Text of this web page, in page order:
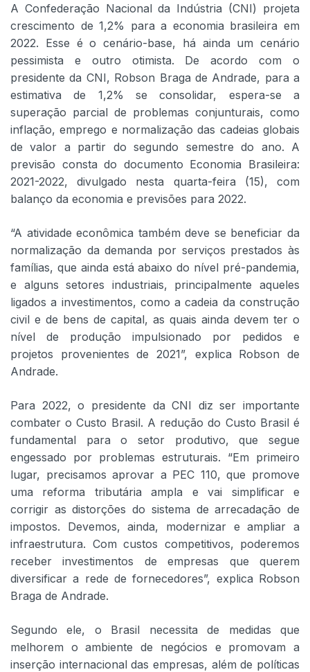
A Confederação Nacional da Indústria (CNI) projeta
crescimento de 1,2% para a economia brasileira em
2022. Esse é o cenário-base, há ainda um cenário
pessimista e outro otimista. De acordo com o
presidente da CNI, Robson Braga de Andrade, para a
estimativa de 1,2% se consolidar, espera-se a
superação parcial de problemas conjunturais, como
inflação, emprego e normalização das cadeias globais
de valor a partir do segundo semestre do ano. A
previsão consta do documento Economia Brasileira:
2021-2022, divulgado nesta quarta-feira (15), com
balanço da economia e previsões para 2022.
“A atividade econômica também deve se beneficiar da
normalização da demanda por serviços prestados às
famílias, que ainda está abaixo do nível pré-pandemia,
e alguns setores industriais, principalmente aqueles
ligados a investimentos, como a cadeia da construção
civil e de bens de capital, as quais ainda devem ter o
nível de produção impulsionado por pedidos e
projetos provenientes de 2021”, explica Robson de
Andrade.
Para 2022, o presidente da CNI diz ser importante
combater o Custo Brasil. A redução do Custo Brasil é
fundamental para o setor produtivo, que segue
engessado por problemas estruturais. “Em primeiro
lugar, precisamos aprovar a PEC 110, que promove
uma reforma tributária ampla e vai simplificar e
corrigir as distorções do sistema de arrecadação de
impostos. Devemos, ainda, modernizar e ampliar a
infraestrutura. Com custos competitivos, poderemos
receber investimentos de empresas que querem
diversificar a rede de fornecedores”, explica Robson
Braga de Andrade.
Segundo ele, o Brasil necessita de medidas que
melhorem o ambiente de negócios e promovam a
inserção internacional das empresas, além de políticas